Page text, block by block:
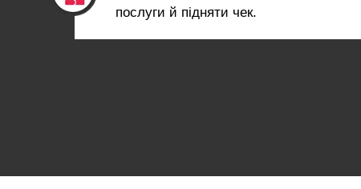
послуги й підняти чек.